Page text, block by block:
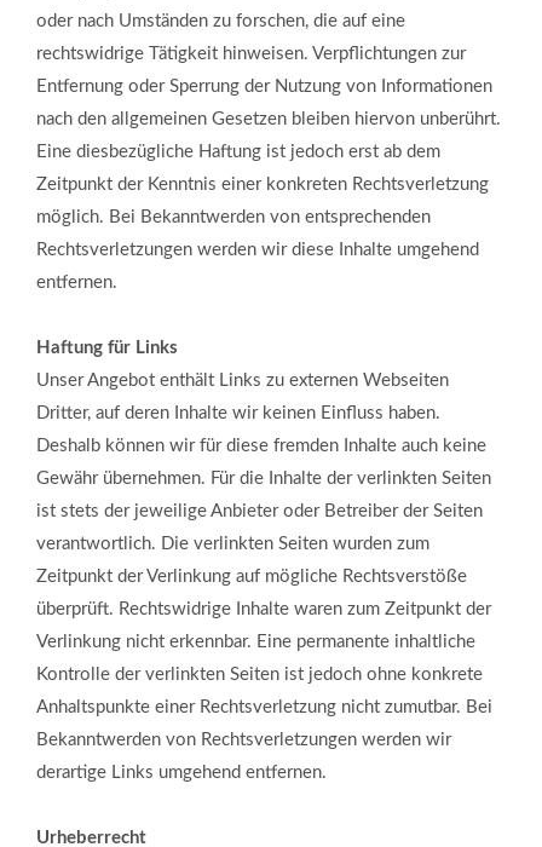
oder nach Umständen zu forschen, die auf eine
rechtswidrige Tätigkeit hinweisen. Verpflichtungen zur
Entfernung oder Sperrung der Nutzung von Informationen
nach den allgemeinen Gesetzen bleiben hiervon unberührt.
Eine diesbezügliche Haftung ist jedoch erst ab dem
Zeitpunkt der Kenntnis einer konkreten Rechtsverletzung
möglich. Bei Bekanntwerden von entsprechenden
Rechtsverletzungen werden wir diese Inhalte umgehend
entfernen.
Haftung für Links
Unser Angebot enthält Links zu externen Webseiten
Dritter, auf deren Inhalte wir keinen Einfluss haben.
Deshalb können wir für diese fremden Inhalte auch keine
Gewähr übernehmen. Für die Inhalte der verlinkten Seiten
ist stets der jeweilige Anbieter oder Betreiber der Seiten
verantwortlich. Die verlinkten Seiten wurden zum
Zeitpunkt der Verlinkung auf mögliche Rechtsverstöße
überprüft. Rechtswidrige Inhalte waren zum Zeitpunkt der
Verlinkung nicht erkennbar. Eine permanente inhaltliche
Kontrolle der verlinkten Seiten ist jedoch ohne konkrete
Anhaltspunkte einer Rechtsverletzung nicht zumutbar. Bei
Bekanntwerden von Rechtsverletzungen werden wir
derartige Links umgehend entfernen.
Urheberrecht